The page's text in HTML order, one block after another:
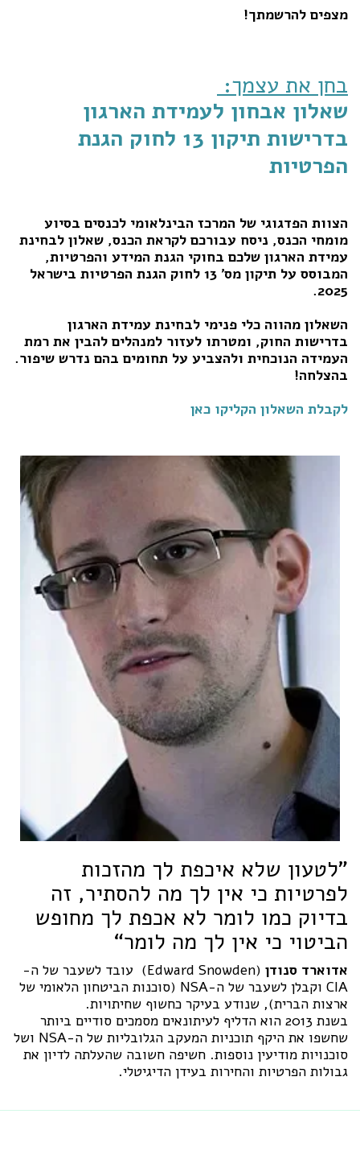
מצפים להרשמתך!
בחן את עצמך:
שאלון אבחון לעמידת הארגון
בדרישות תיקון 13 לחוק הגנת
הפרטיות
הצוות הפדגוגי של המרכז הבינלאומי לכנסים בסיוע
מומחי הכנס, ניסח עבורכם לקראת הכנס, שאלון לבחינת
עמידת הארגון שלכם בחוקי הגנת המידע והפרטיות,
המבוסס על תיקון מס' 13 לחוק הגנת הפרטיות בישראל
2025.
השאלון מהווה כלי פנימי לבחינת עמידת הארגון
בדרישות החוק, ומטרתו לעזור למנהלים להבין את רמת
העמידה הנוכחית ולהצביע על תחומים בהם נדרש שיפור.
בהצלחה!
לקבלת השאלון הקליקו כאן
"לטעון שלא איכפת לך מהזכות
לפרטיות כי אין לך מה להסתיר, זה
בדיוק כמו לומר לא אכפת לך מחופש
הביטוי כי אין לך מה לומר“
אדוארד סנודן
(Edward Snowden) עובד לשעבר של ה-
CIA וקבלן לשעבר של ה-NSA (סוכנות הביטחון הלאומי של
ארצות הברית), שנודע בעיקר כחשוף שחיתויות.
בשנת 2013 הוא הדליף לעיתונאים מסמכים סודיים ביותר
שחשפו את היקף תוכניות המעקב הגלובליות של ה-NSA ושל
סוכנויות מודיעין נוספות. חשיפה חשובה שהעלתה לדיון את
גבולות הפרטיות והחירות בעידן הדיגיטלי.